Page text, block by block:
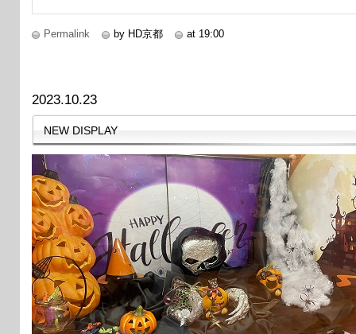
Permalink by HD京都 at 19:00
2023.10.23
NEW DISPLAY